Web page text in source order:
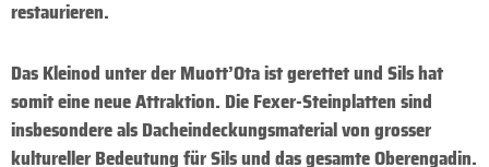
restaurieren.
Das Kleinod unter der Muott’Ota ist gerettet und Sils hat
somit eine neue Attraktion. Die Fexer-Steinplatten sind
insbesondere als Dacheindeckungsmaterial von grosser
kultureller Bedeutung für Sils und das gesamte Oberengadin.